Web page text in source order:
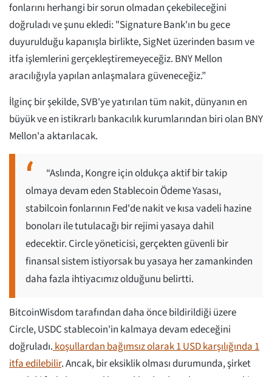
fonlarını herhangi bir sorun olmadan çekebileceğini
doğruladı ve şunu ekledi: "Signature Bank'ın bu gece
duyurulduğu kapanışla birlikte, SigNet üzerinden basım ve
itfa işlemlerini gerçekleştiremeyeceğiz. BNY Mellon
aracılığıyla yapılan anlaşmalara güveneceğiz.”
İlginç bir şekilde, SVB'ye yatırılan tüm nakit, dünyanın en
büyük ve en istikrarlı bankacılık kurumlarından biri olan BNY
Mellon'a aktarılacak.
“Aslında, Kongre için oldukça aktif bir takip
olmaya devam eden Stablecoin Ödeme Yasası,
stabilcoin fonlarının Fed'de nakit ve kısa vadeli hazine
bonoları ile tutulacağı bir rejimi yasaya dahil
edecektir. Circle yöneticisi, gerçekten güvenli bir
finansal sistem istiyorsak bu yasaya her zamankinden
daha fazla ihtiyacımız olduğunu belirtti.
BitcoinWisdom tarafından daha önce bildirildiği üzere
Circle, USDC stablecoin'in kalmaya devam edeceğini
doğruladı.koşullardan bağımsız olarak 1 USD karşılığında 1
itfa edilebilir. Ancak, bir eksiklik olması durumunda, şirket